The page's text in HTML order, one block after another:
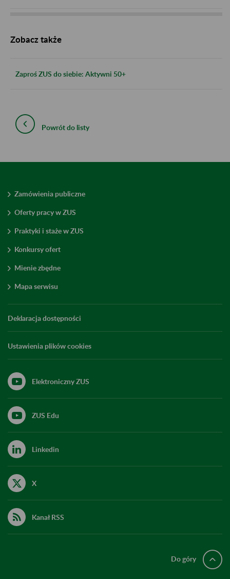
Zobacz także
Zaproś ZUS do siebie: Aktywni 50+
Powrót do listy
Zamówienia publiczne
Oferty pracy w ZUS
Praktyki i staże w ZUS
Konkursy ofert
Mienie zbędne
Mapa serwisu
Deklaracja dostępności
Ustawienia plików cookies
Elektroniczny ZUS
ZUS Edu
Linkedin
X
Kanał RSS
Do góry